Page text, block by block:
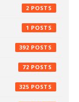
2
1
392
72
325